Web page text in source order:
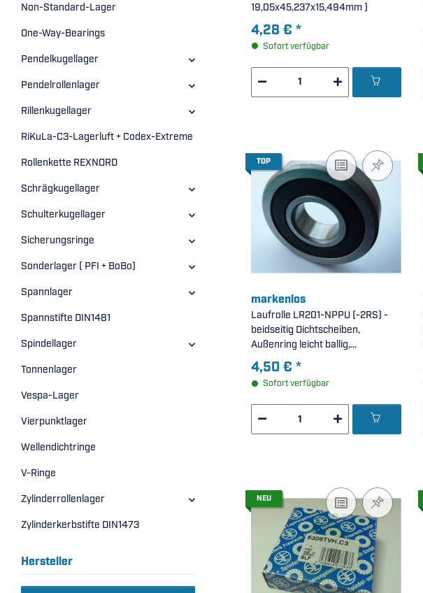
19,05x45,237x15,494mm )
4,28 € *
Sofort verfügbar
TOP
markenlos
Laufrolle LR201-NPPU (-2RS) -
beidseitig Dichtscheiben,
Außenring leicht ballig,
Balligkeitsradius R500 (
12x35x10mm )
4,50 € *
Sofort verfügbar
NEU
Non-Standard-Lager
One-Way-Bearings
Pendelkugellager
Pendelrollenlager
Rillenkugellager
RiKuLa-C3-Lagerluft + Codex-Extreme
Rollenkette REXNORD
Schrägkugellager
Schulterkugellager
Sicherungsringe
Sonderlager ( PFI + BoBo)
Spannlager
Spannstifte DIN1481
Spindellager
Tonnenlager
Vespa-Lager
Vierpunktlager
Wellendichtringe
V-Ringe
Zylinderrollenlager
Zylinderkerbstifte DIN1473
Hersteller